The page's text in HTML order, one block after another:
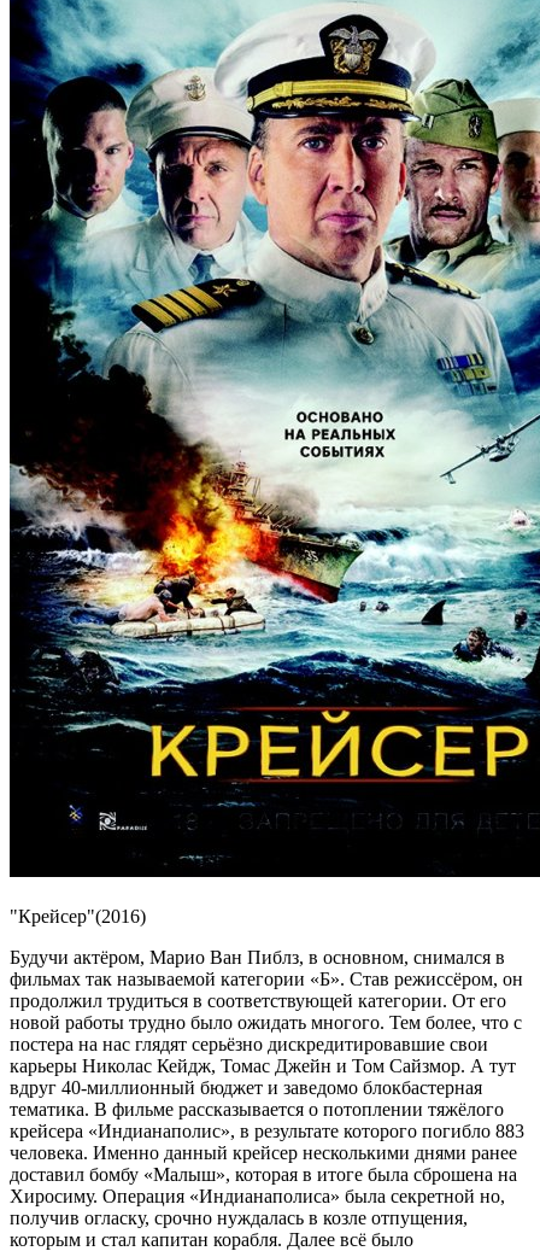
"Крейсер"(2016)
Будучи актёром, Марио Ван Пиблз, в основном, снимался в
фильмах так называемой категории «Б». Став режиссёром, он
продолжил трудиться в соответствующей категории. От его
новой работы трудно было ожидать многого. Тем более, что с
постера на нас глядят серьёзно дискредитировавшие свои
карьеры Николас Кейдж, Томас Джейн и Том Сайзмор. А тут
вдруг 40-миллионный бюджет и заведомо блокбастерная
тематика. В фильме рассказывается о потоплении тяжёлого
крейсера «Индианаполис», в результате которого погибло 883
человека. Именно данный крейсер несколькими днями ранее
доставил бомбу «Малыш», которая в итоге была сброшена на
Хиросиму. Операция «Индианаполиса» была секретной но,
получив огласку, срочно нуждалась в козле отпущения,
которым и стал капитан корабля. Далее всё было